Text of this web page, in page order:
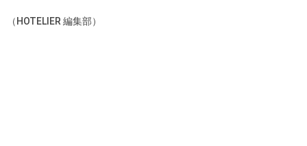
（HOTELIER 編集部）